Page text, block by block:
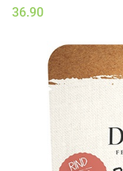
36.90